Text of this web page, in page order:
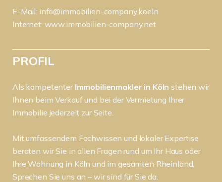
E-Mail: info@immobilien-company.koeln
Internet: www.immobilien-company.net
PROFIL
Als kompetenter Immobilienmakler in Kölnstehen wir
Ihnen beim Verkauf und bei der Vermietung Ihrer
Immobilie jederzeit zur Seite.
Mit umfassendem Fachwissen und lokaler Expertise
beraten wir Sie in allen Fragen rund um Ihr Haus oder
Ihre Wohnung in Köln und im gesamten Rheinland.
Sprechen Sie uns an – wir sind für Sie da.